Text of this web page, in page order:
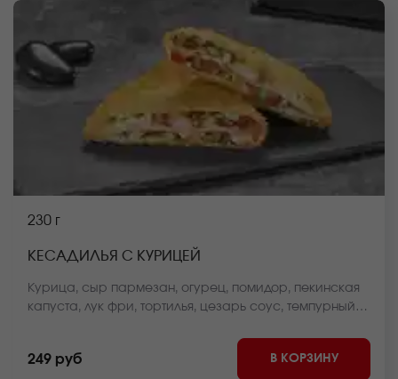
230 г
КЕСАДИЛЬЯ С КУРИЦЕЙ
Курица, сыр пармезан, огурец, помидор, пекинская
капуста, лук фри, тортилья, цезарь соус, темпурный
может отличаться от фото на сайте.
249 руб В КОРЗИНУ